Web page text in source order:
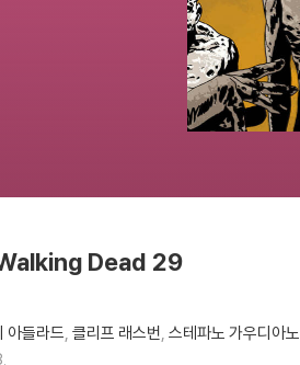
Dead 29
아들라드 클리프 래스번 스테파노 가우디아노